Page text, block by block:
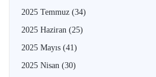
2025 Temmuz (34)
2025 Haziran (25)
2025 Mayıs (41)
2025 Nisan (30)